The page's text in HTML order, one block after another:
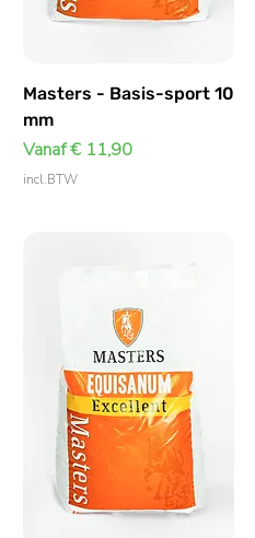
Masters - Basis-sport 10
mm
Vanaf€ 11,90
Verkoopprijs
incl.BTW